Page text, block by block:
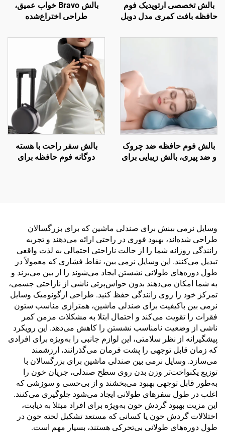
بالش تخصصی ارتوپدیک فوم
حافظه بافت کمری مدل دوبل
بالش کمر B2
بالش Bravo خواب عمیق،
طراحی اختراع‌شده
خواب‌های جانبی، بالش
ارتوپدیک گردنی، بالش فوم
حافظه H8
بالش فوم حافظه ضد چروک
و ضد پیری، بالش زیبایی برای
بالش سفر راحت با هسته
دوگانه فوم حافظه برای
وسایل نرمی بینش برای صندلی ماشین که برای بزرگسالان
طراحی شده‌اند، بهبود فوری در راحتی ارائه می‌دهند و تجربه
رانندگی روزانه شما را از حالت ناراحتی احتمالی به لذت واقعی
تبدیل می‌کنند. این وسایل نرمی بین، نقاط فشاری که معمولاً در
طول دوره‌های طولانی نشستن ایجاد می‌شوند را از بین می‌برند و
به شما امکان می‌دهند بدون حواس‌پرتی ناشی از ناراحتی جسمی،
تمرکز خود را روی رانندگی حفظ کنید. طراحی ارگونومیک وسایل
نرمی بین باکیفیت برای صندلی ماشین، همترازی مناسب ستون
فقرات را تقویت می‌کند و احتمال ابتلا به مشکلات مزمن کمر
ناشی از وضعیت نامناسب نشستن را کاهش می‌دهد. این رویکرد
پیشگیرانه از نظر سلامتی، این لوازم جانبی را به‌ویژه برای افرادی
که زمان قابل توجهی را پشت فرمان می‌گذرانند، ارزشمند
می‌سازد. وسایل نرمی بین صندلی ماشین برای بزرگسالان با
توزیع یکنواخت‌تر وزن بدن روی سطح صندلی، جریان خون را
به‌طور قابل توجهی بهبود می‌بخشند و از بی‌حسی و سوزشی که
اغلب در طول سفرهای طولانی ایجاد می‌شود جلوگیری می‌کنند.
این مزیت بهبود گردش خون به‌ویژه برای افراد مبتلا به دیابت،
اختلالات گردش خون یا کسانی که مستعد تشکیل لخته خون در
طول دوره‌های طولانی بی‌تحرکی هستند، بسیار مهم است.